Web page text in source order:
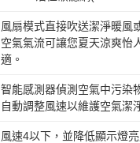
風扇模式直接吹送潔淨暖風
空氣氣流可讓您夏天涼爽怡
適。
智能感測器偵測空氣中污染
自動調整風速以維護空氣潔
風速4以下，並降低顯示燈